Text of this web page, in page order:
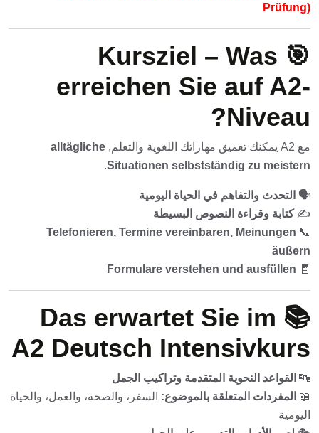
Prüfung)
🎯 Kursziel – Was
erreichen Sie auf A2-
Niveau?
مع A2 يمكنك تعميق مهاراتك اللغوية والتعلم,
alltägliche
Situationen selbstständig zu meistern
.
🗣️ التحدث والتفاهم في الحياة اليومية
✍️كتابة وقراءة النصوص البسيطة
📞
Telefonieren, Termine vereinbaren, Meinungen
äußern
🧾
Formulare verstehen und ausfüllen
📚 Das erwartet Sie im
A2 Deutsch Intensivkurs
🔤 القواعد النحوية المتقدمة وتراكيب الجمل
📖 المفردات المتعلقة بالموضوع: السفر، والصحة، والعمل، والحياة
اليومية